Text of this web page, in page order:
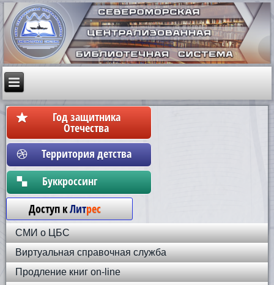
Год защитника
Отечества
Территория детства
Бyккpoccинг
Доступ кЛитрес
СМИ о ЦБС
Виртуальная справочная служба
Продление книг on-line